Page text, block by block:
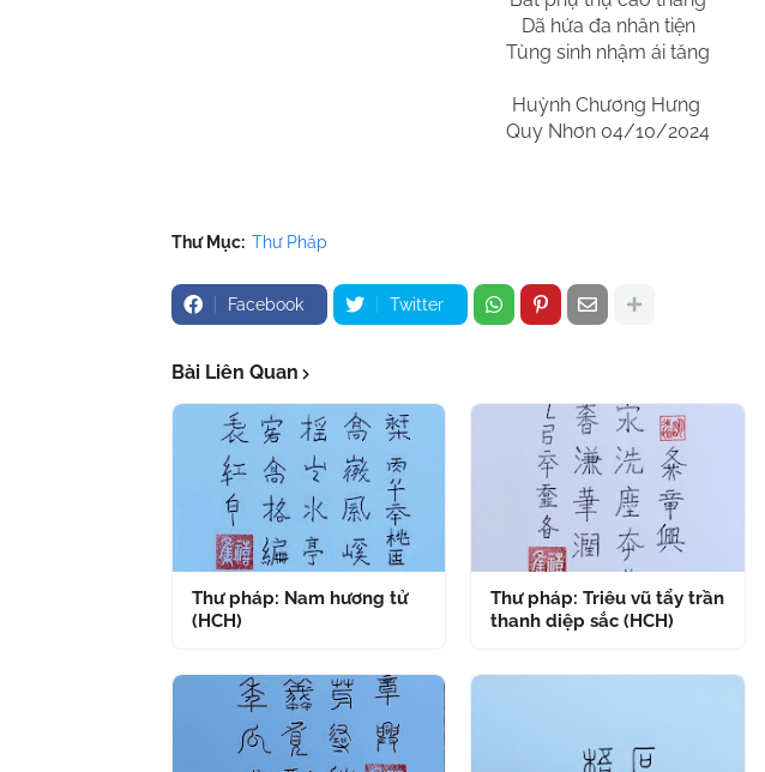
Dã hứa đa nhân tiện
Tùng sinh nhậm ái tăng
Huỳnh Chương Hưng
Quy Nhơn 04/10/2024
Thư Mục: Thư Pháp
Facebook Twitter
Bài Liên Quan
Thư pháp: Nam hương tử
(HCH)
Thư pháp: Triêu vũ tẩy trần
thanh diệp sắc (HCH)